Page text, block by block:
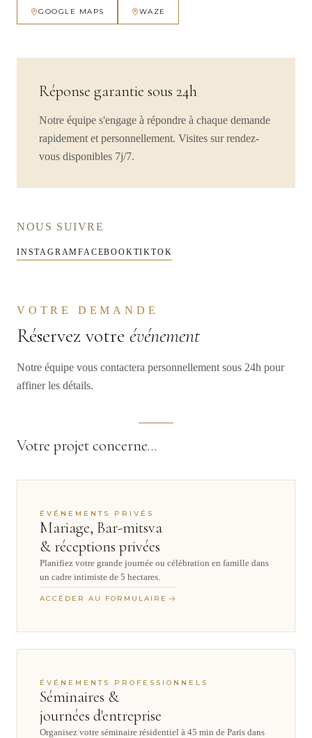
GOOGLE MAPS WAZE
Réponse garantie sous 24h
Notre équipe s'engage à répondre à chaque demande
rapidement et personnellement. Visites sur rendez-
vous disponibles 7j/7.
NOUS SUIVRE
INSTAGRAMFACEBOOKTIKTOK
VOTRE DEMANDE
Réservez votre événement
Notre équipe vous contactera personnellement sous 24h pour
affiner les détails.
Votre projet concerne…
ÉVÉNEMENTS PRIVÉS
Mariage, Bar-mitsva
& réceptions privées
Planifiez votre grande journée ou célébration en famille dans
un cadre intimiste de 5 hectares.
ACCÉDER AU FORMULAIRE
ÉVÉNEMENTS PROFESSIONNELS
Séminaires &
journées d'entreprise
Organisez votre séminaire résidentiel à 45 min de Paris dans